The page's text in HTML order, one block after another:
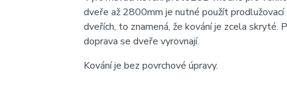
dveře až 2800mm je nutné použít
dveřích, to znamená, že kování je zcela
doprava se dveře vyrovnají.
Kování je bez povrchové úpravy.